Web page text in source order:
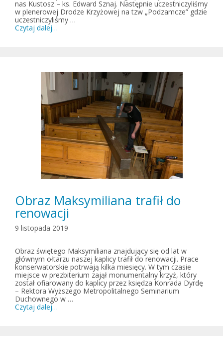
nas Kustosz – ks. Edward Sznaj. Następnie uczestniczyliśmy
w plenerowej Drodze Krzyżowej na tzw „Podzamcze” gdzie
uczestniczyliśmy …
Czytaj dalej…
Obraz Maksymiliana trafił do
renowacji
9 listopada 2019
Obraz świętego Maksymiliana znajdujący się od lat w
głównym ołtarzu naszej kaplicy trafił do renowacji. Prace
konserwatorskie potrwają kilka miesięcy. W tym czasie
miejsce w prezbiterium zajął monumentalny krzyż, który
został ofiarowany do kaplicy przez księdza Konrada Dyrdę
– Rektora Wyższego Metropolitalnego Seminarium
Duchownego w …
Czytaj dalej…